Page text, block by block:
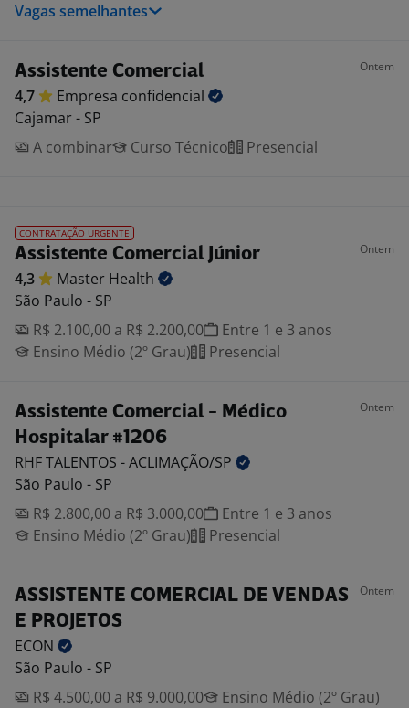
Vagas semelhantes
Assistente Comercial Ontem
4,7 Empresa confidencial
Cajamar - SP
A combinar
Curso Técnico Presencial
CONTRATAÇÃO URGENTE
Assistente Comercial Júnior Ontem
4,3 Master Health
São Paulo - SP
R$ 2.100,00 a R$ 2.200,00
Entre 1 e 3 anos
Ensino Médio (2º Grau)
Presencial
Assistente Comercial - Médico
Hospitalar #1206
Ontem
RHF TALENTOS -ACLIMAÇÃO/SP
São Paulo - SP
R$ 2.800,00 a R$ 3.000,00
Entre 1 e 3 anos
Ensino Médio (2º Grau)
Presencial
ASSISTENTE COMERCIAL DE VENDAS
E PROJETOS
Ontem
ECON
São Paulo - SP
R$ 4.500,00 a R$ 9.000,00
Ensino Médio (2º Grau)